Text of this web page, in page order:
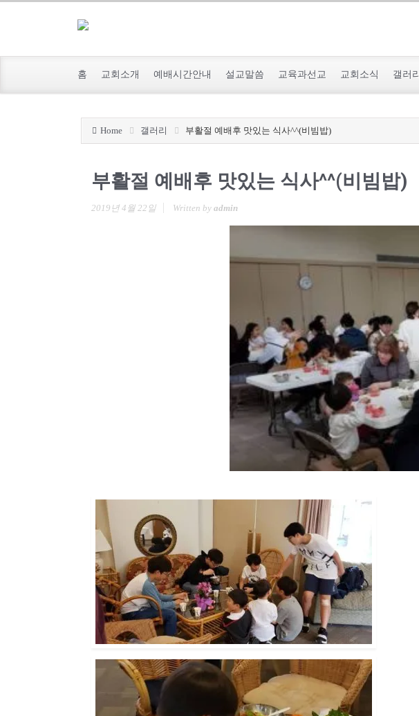
홈 교회소개 예배시간안내 설교말씀 교육과선교 교회소식 갤러리
Home 갤러리 부활절 예배후 맛있는 식사^^(비빔밥)
부활절 예배후 맛있는 식사^^(비빔밥)
2019년 4월 22일 Written by admin